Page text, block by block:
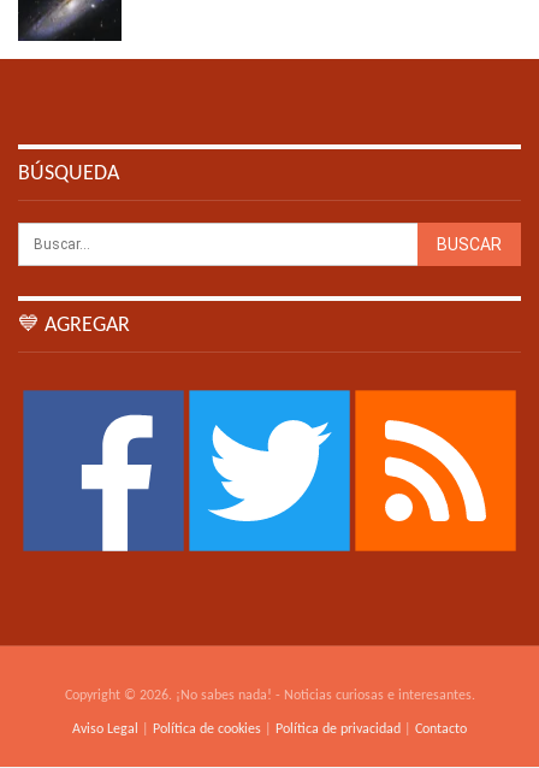
BÚSQUEDA
💙 AGREGAR
Copyright © 2026. ¡No sabes nada! - Noticias curiosas e interesantes.
Aviso Legal Política de cookies Política de privacidad Contacto